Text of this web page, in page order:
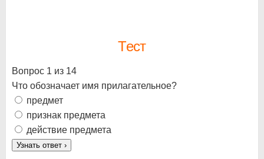
Тест
Вопрос 1 из 14
Что обозначает имя прилагательное?
предмет
признак предмета
действие предмета
Узнать ответ ›